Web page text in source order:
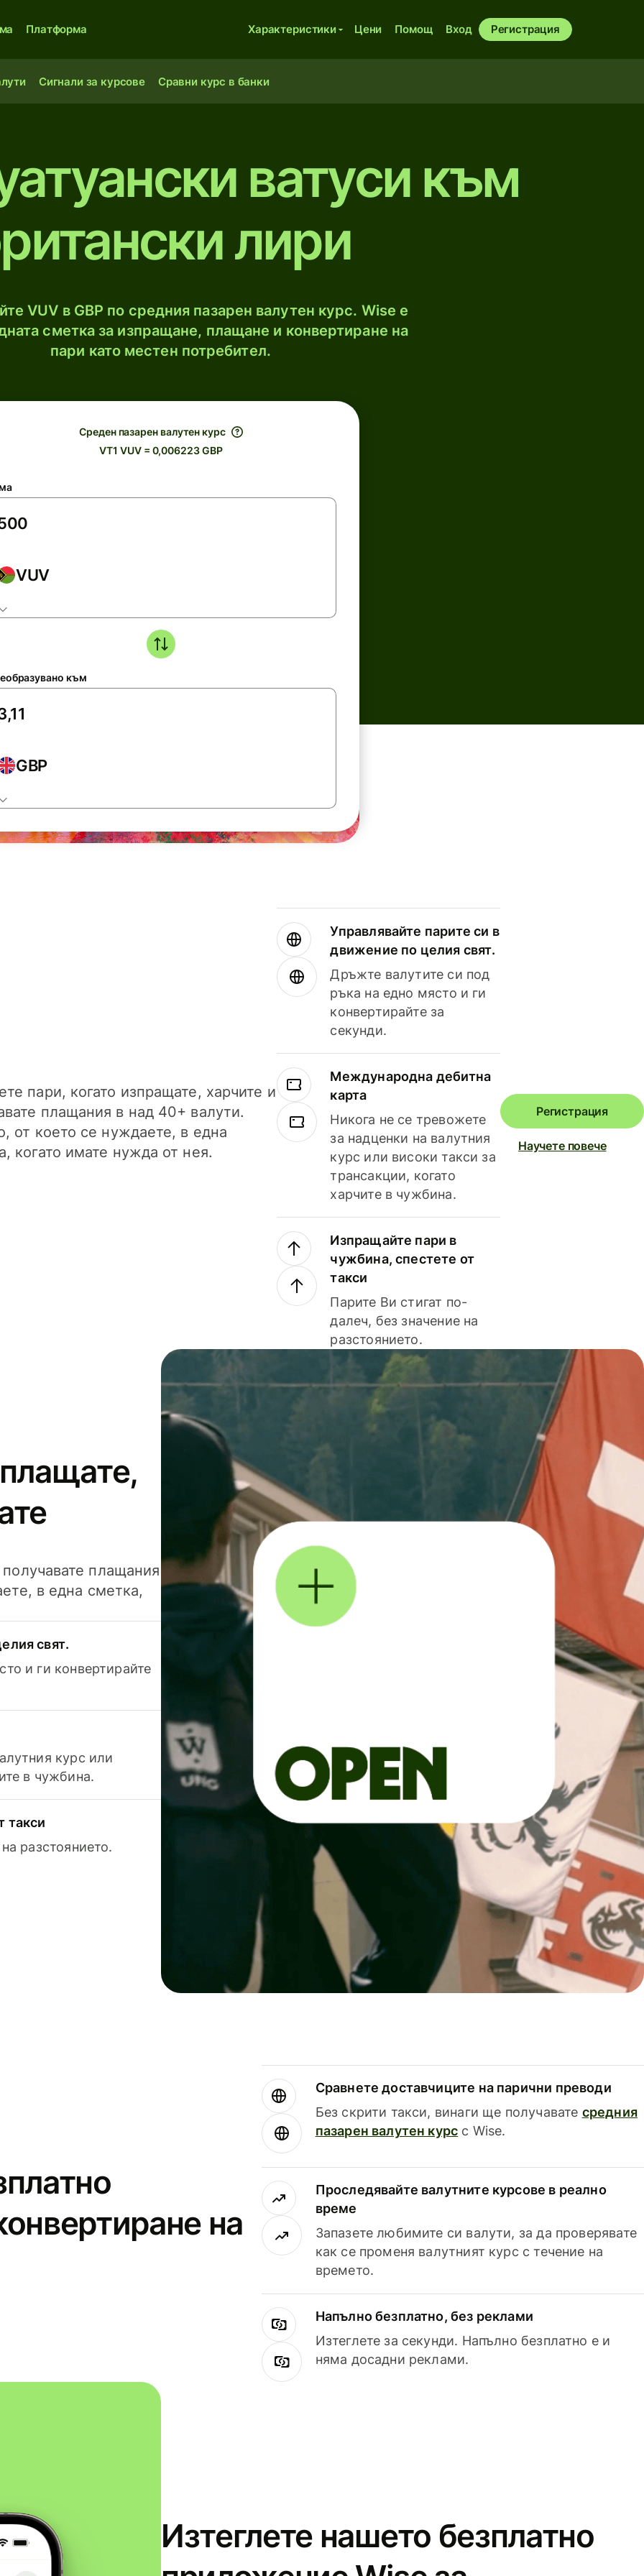
Платформа Характеристики Цени Помощ Вход Регистрация
Сигнали за курсове Сравни курс в банки
ватуси към
лири
VUV в GBP по средния пазарен валутен курс. Wise е
сметка за изпращане, плащане и конвертиране на
пари като местен потребител.
Среден пазарен валутен курс
VT1 VUV = 0,006223 GBP
VUV
към
GBP
пари, когато изпращате, харчите и
плащания в над 40+ валути.
от което се нуждаете, в една
когато имате нужда от нея.
Управлявайте парите си в
движение по целия свят.
Дръжте валутите си под
ръка на едно място и ги
конвертирайте за
секунди.
Международна дебитна
карта
Никога не се тревожете
за надценки на валутния
курс или високи такси за
трансакции, когато
харчите в чужбина.
Изпращайте пари в
чужбина, спестете от
такси
Парите Ви стигат по-
далеч, без значение на
разстоянието.
Регистрация
Научете повече
плащания
в една сметка,
свят.
и ги конвертирайте
курс или
в чужбина.
такси
разстоянието.
на
Сравнете доставчиците на парични преводи
Без скрити такси, винаги ще получавате средния
пазарен валутен курс с Wise.
Проследявайте валутните курсове в реално
време
Запазете любимите си валути, за да проверявате
как се променя валутният курс с течение на
времето.
Напълно безплатно, без реклами
Изтеглете за секунди. Напълно безплатно е и
няма досадни реклами.
Изтеглете нашето безплатно